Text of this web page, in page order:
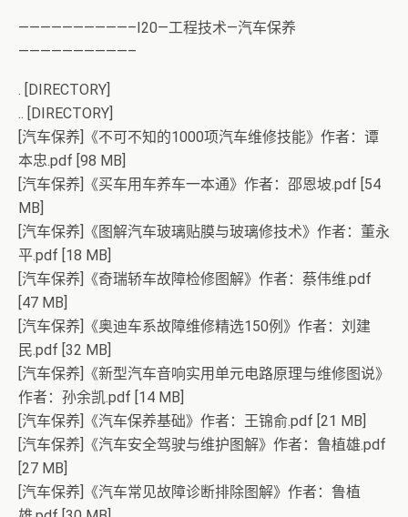
——————————–I20—工程技术—汽车保养
——————————–
. [DIRECTORY]
.. [DIRECTORY]
[汽车保养]《不可不知的1000项汽车维修技能》作者：谭
本忠.pdf [98 MB]
[汽车保养]《买车用车养车一本通》作者：邵恩坡.pdf [54
MB]
[汽车保养]《图解汽车玻璃贴膜与玻璃修技术》作者：董永
平.pdf [18 MB]
[汽车保养]《奇瑞轿车故障检修图解》作者：蔡伟维.pdf
[47 MB]
[汽车保养]《奥迪车系故障维修精选150例》作者：刘建
民.pdf [32 MB]
[汽车保养]《新型汽车音响实用单元电路原理与维修图说》
作者：孙余凯.pdf [14 MB]
[汽车保养]《汽车保养基础》作者：王锦俞.pdf [21 MB]
[汽车保养]《汽车安全驾驶与维护图解》作者：鲁植雄.pdf
[27 MB]
[汽车保养]《汽车常见故障诊断排除图解》作者：鲁植